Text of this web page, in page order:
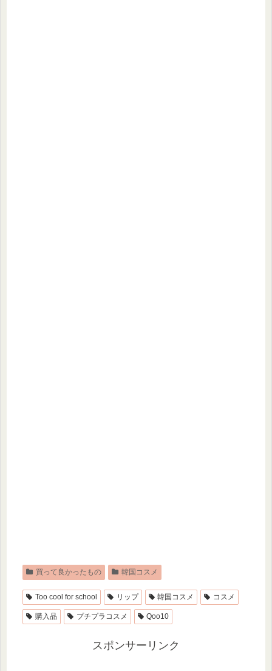
買って良かったもの 韓国コスメ
Too cool for school リップ 韓国コスメ コスメ
購入品 プチプラコスメ Qoo10
スポンサーリンク